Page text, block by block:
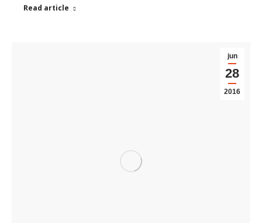
Read article
jun
28
2016